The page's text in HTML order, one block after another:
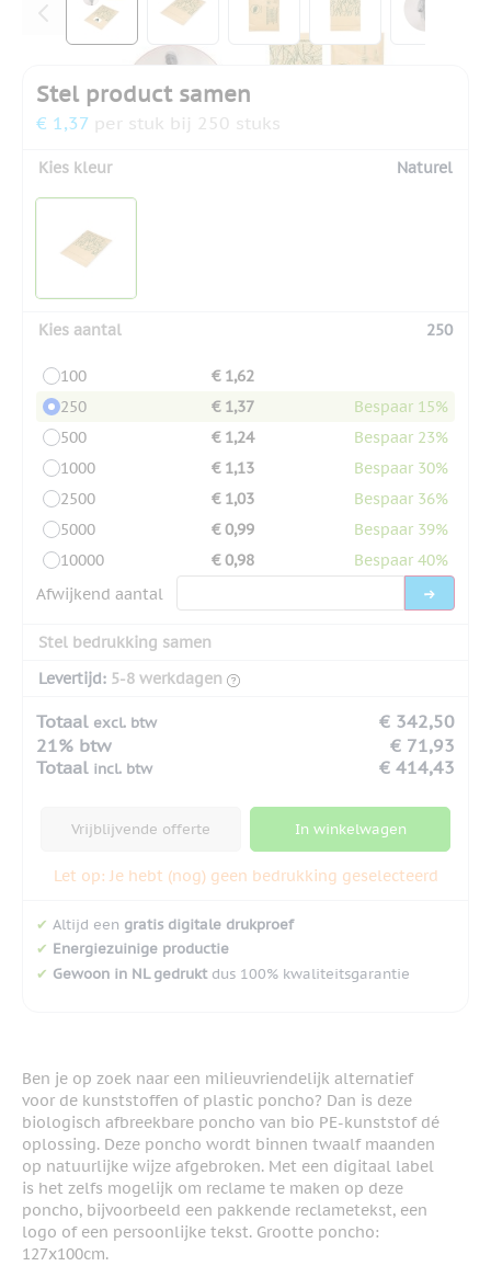
Stel product samen
€ 1,37 per stuk bij 250 stuks
Kies kleur Naturel
Kies aantal 250
100
€ 1,62
250
€ 1,37
Bespaar 15%
500
€ 1,24
Bespaar 23%
1000
€ 1,13
Bespaar 30%
2500
€ 1,03
Bespaar 36%
5000
€ 0,99
Bespaar 39%
10000
€ 0,98
Bespaar 40%
Afwijkend aantal
Stel bedrukking samen
Levertijd: 5-8 werkdagen
Totaal excl. btw
€ 342,50
21% btw
€ 71,93
Totaal incl. btw € 414,43
Vrijblijvende offerte In winkelwagen
Let op: Je hebt (nog) geen bedrukking geselecteerd
✔ Altijd een gratis digitale drukproef
✔ Energiezuinige productie
✔ Gewoon in NL gedruktdus 100% kwaliteitsgarantie
Ben je op zoek naar een milieuvriendelijk alternatief
voor de kunststoffen of plastic poncho? Dan is deze
biologisch afbreekbare poncho van bio PE-kunststof dé
oplossing. Deze poncho wordt binnen twaalf maanden
op natuurlijke wijze afgebroken. Met een digitaal label
is het zelfs mogelijk om reclame te maken op deze
poncho, bijvoorbeeld een pakkende reclametekst, een
logo of een persoonlijke tekst. Grootte poncho:
127x100cm.